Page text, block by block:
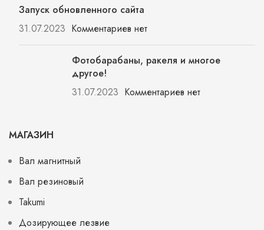
Запуск обновленного сайта
31.07.2023 Комментариев нет
Фотобарабаны, ракеля и многое
другое!
31.07.2023 Комментариев нет
МАГАЗИН
Вал магнитный
Вал резиновый
Takumi
Дозирующее лезвие